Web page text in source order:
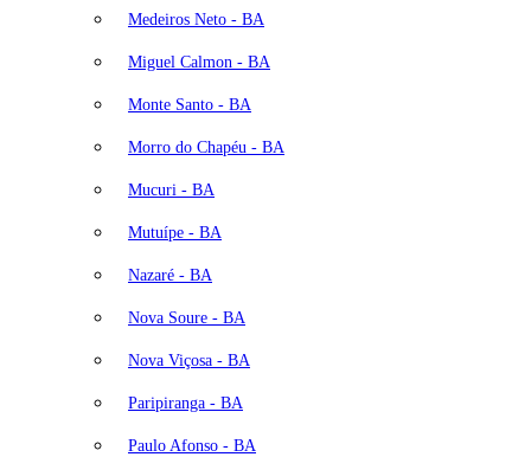
Medeiros Neto - BA
Miguel Calmon - BA
Monte Santo - BA
Morro do Chapéu - BA
Mucuri - BA
Mutuípe - BA
Nazaré - BA
Nova Soure - BA
Nova Viçosa - BA
Paripiranga - BA
Paulo Afonso - BA